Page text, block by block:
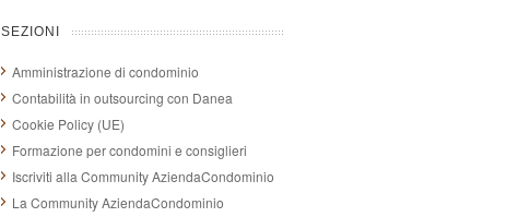
SEZIONI
Amministrazione di condominio
Contabilità in outsourcing con Danea
Cookie Policy (UE)
Formazione per condomini e consiglieri
Iscriviti alla Community AziendaCondominio
La Community AziendaCondominio